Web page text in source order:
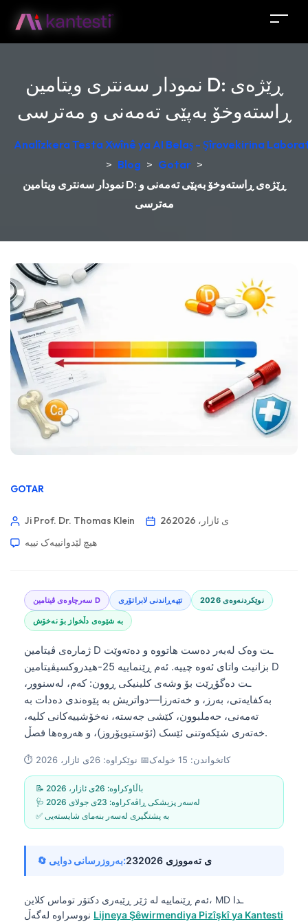
نمودار سەنتری ویتامین D: ڕێژەی
ڕاستەوخۆ بەپێی تەمەنی و مەترسی
Analîzkera Testa Xwînê ya AI Belaş - Şîrovekirina
> Blog > Gotar >
نمودار سەنتری ویتامین D: ڕێژەی ڕاستەوخۆ بەپێی تەمەنی و
مەترسی
GOTAR
Ji Prof. Dr. Thomas Klein
26ی ئازار، 2026
هیچ لێدوانییەک نییە
سەرچاوەی ڤیتامین D تێپەڕاندنی لابراتۆری نوێکردنەوەی 2026
بە شێوەی دڵخواز بۆ نەخۆش
ژمارەی ڤیتامین D ـت وەک لەبەر دەست هاتووە و دەتەوێت
بزانیت واتای ئەوە چییە. ئەم ڕێنماییە 25-هیدروکسیڤیتامین D
ـت دەگۆڕێت بۆ وشەی کلینیکی ڕوون: کەم، لەسنوور،
بەکفایەتی، بەرز، و خەتەرزا—دواتریش بە پێوەندی دەدات بە
تەمەنی، حەملبوون، کێشی جەستە، نەخۆشییەکانی کلیە،
خەتەری شێکەوتنی ئێسک (ئۆستیوپۆروز)، و هەروەها فصڵ.
⏱️ کاتخواندن: 15 خولەک📅 نوێکراوە: 26ی ئازار، 2026
📝 باڵاوکراوە: 26ی ئازار، 2026
🩺 لەسەر پزیشکی ڕاڤەکراوە: 23ی جولای 2026
✅ بە پشتگیری لەسەر بنەمای شایستەیی
🔄 بەروزرسانی دوایی: 23ی تەمووزی 2026
ئەم ڕێنماییە لە ژێر ڕێبەری دکتۆر توماس کلاین، MD ـدا
Lijneya Şêwirmendiya Pizîşkî ya Kantesti